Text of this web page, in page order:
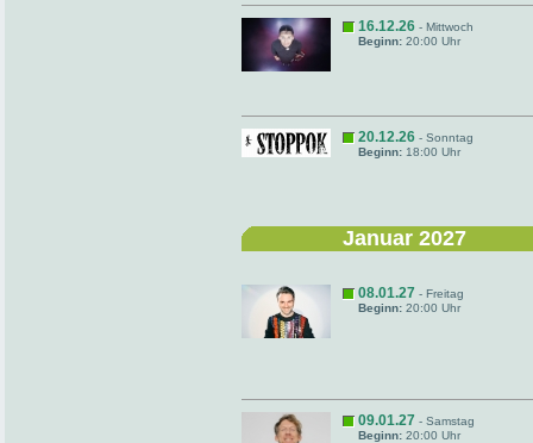
16.12.26 - Mittwoch
Beginn: 20:00 Uhr
20.12.26 - Sonntag
Beginn: 18:00 Uhr
Januar 2027
08.01.27 - Freitag
Beginn: 20:00 Uhr
09.01.27 - Samstag
Beginn: 20:00 Uhr